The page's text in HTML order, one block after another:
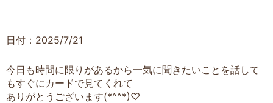
日付：2025/7/21
今日も時間に限りがあるから一気に聞きたいことを話して
もすぐにカードで見てくれて
ありがとうございます(*^^*)♡